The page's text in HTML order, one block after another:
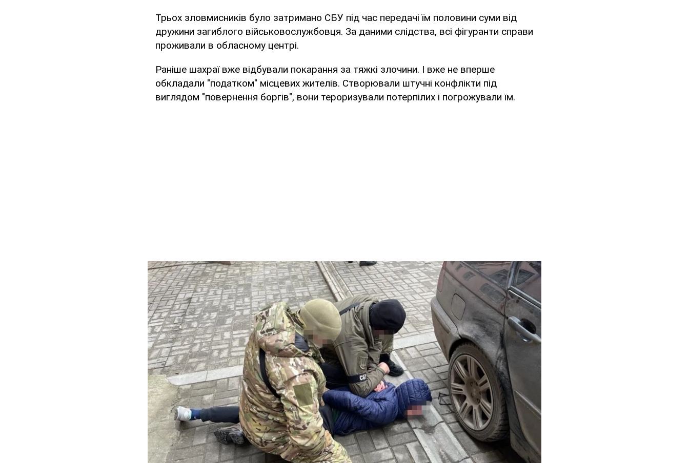
Трьох зловмисників було затримано СБУ під час передачі їм половини суми від
дружини загиблого військовослужбовця. За даними слідства, всі фігуранти справи
проживали в обласному центрі.
Раніше шахраї вже відбували покарання за тяжкі злочини. І вже не вперше
обкладали "податком" місцевих жителів. Створювали штучні конфлікти під
виглядом "повернення боргів", вони тероризували потерпілих і погрожували їм.